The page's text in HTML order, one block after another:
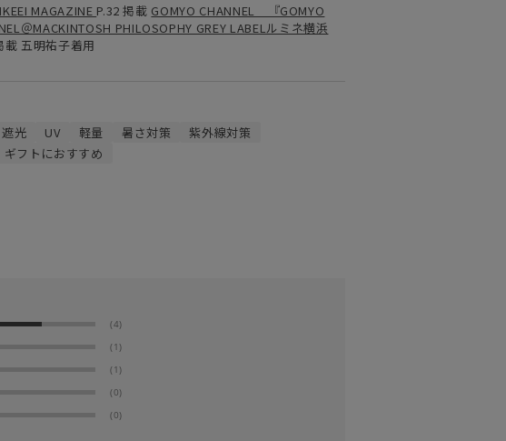
MAGAZINE P.32 掲載 GOMYO CHANNEL 『GOMYO
＠MACKINTOSH PHILOSOPHY GREY LABELルミネ横浜
載 五明祐子着用
遮光 UV 軽量 暑さ対策
紫外線対策
ギフトにおすすめ
(4)
(1)
(1)
(0)
(0)